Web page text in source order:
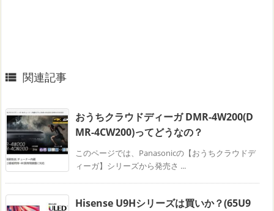
 関連記事
おうちクラウドディーガ DMR-4W200(D
MR-4CW200)ってどうなの？
このページでは、Panasonicの【おうちクラウドデ
ィーガ】シリーズから発売さ ...
Hisense U9Hシリーズは買いか？(65U9